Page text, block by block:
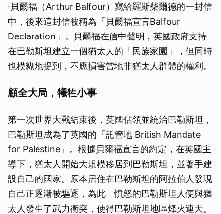
·貝爾福（Arthur Balfour）寫給羅斯柴爾德的一封信
中，後來這封信被稱為「貝爾福宣言Balfour
Declaration」。貝爾福在信中聲明，英國政府支持
在巴勒斯坦建立一個猶太人的「民族家園」，但同時
也模糊地提到，不應損害當地非猶太人群體的權利。
顧全大局，犧牲小事
第一次世界大戰結束後，英國佔領並統治巴勒斯坦，
巴勒斯坦成為了英國的「託管地 British Mandate
for Palestine」。根據貝爾福宣言的約定，在英國主
導下，猶太人開始大規模移居到巴勒斯坦，並著手建
設自己的國家。原本居住在巴勒斯坦的阿拉伯人發現
自己正逐漸被驅逐，為此，憤怒的巴勒斯坦人便與猶
太人發生了武力衝突，使得巴勒斯坦地區烽火連天。